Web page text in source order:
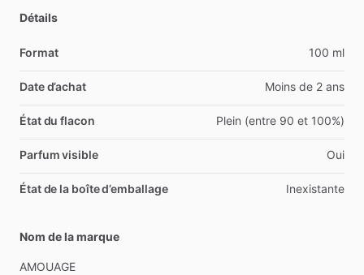
Détails
Format 100 ml
Date d’achat Moins de 2 ans
État du flacon Plein (entre 90 et 100%)
Parfum visible Oui
État de la boîte d’emballage Inexistante
Nom de la marque
AMOUAGE